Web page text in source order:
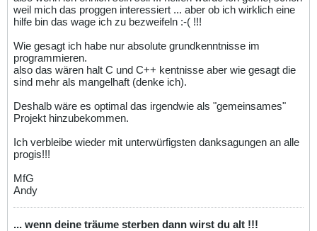
weil mich das proggen interessiert ... aber ob ich wirklich eine
hilfe bin das wage ich zu bezweifeln :-( !!!
Wie gesagt ich habe nur absolute grundkenntnisse im
programmieren.
also das wären halt C und C++ kentnisse aber wie gesagt die
sind mehr als mangelhaft (denke ich).
Deshalb wäre es optimal das irgendwie als "gemeinsames"
Projekt hinzubekommen.
Ich verbleibe wieder mit unterwürfigsten danksagungen an alle
progis!!!
MfG
Andy
... wenn deine träume sterben dann wirst du alt !!!